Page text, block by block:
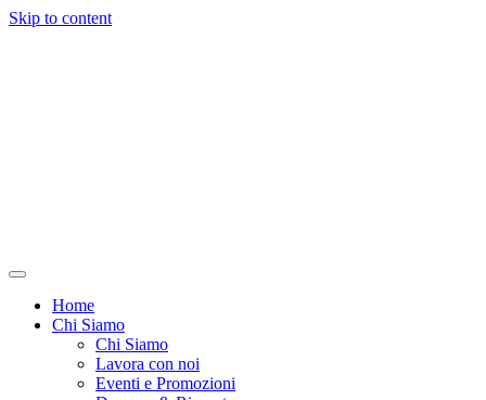
Skip to content
Home
Chi Siamo
Chi Siamo
Lavora con noi
Eventi e Promozioni